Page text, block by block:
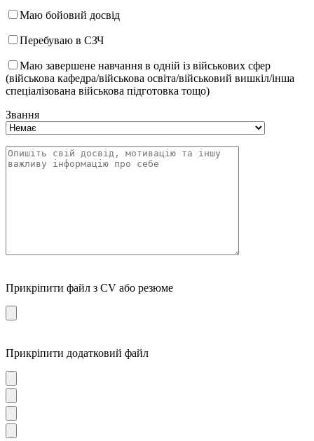
Маю бойовий досвід
Перебуваю в СЗЧ
Маю завершене навчання в одній із військових сфер
(військова кафедра/військова освіта/військовий вишкіл/інша
спеціалізована військова підготовка тощо)
Звання
Прикріпити файл з CV або резюме
Прикріпити додатковий файл